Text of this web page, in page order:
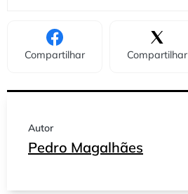
Compartilhar Compartilhar
Autor
Pedro Magalhães